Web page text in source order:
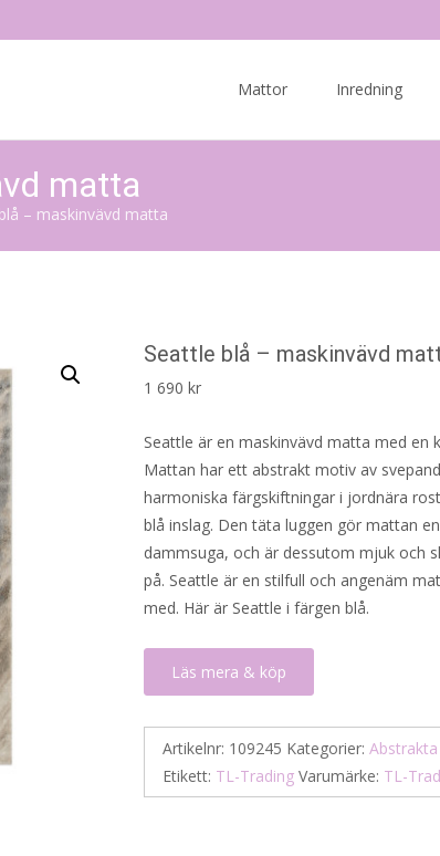
Mattor Inredning
matta
– maskinvävd matta
Seattle blå – maskinvävd
1 690kr
Seattle är en maskinvävd matta med en
Mattan har ett abstrakt motiv av
harmoniska färgskiftningar i jordnära
blå inslag. Den täta luggen gör mattan
dammsuga, och är dessutom mjuk och
på. Seattle är en stilfull och angenäm
med. Här är Seattle i färgen blå.
Läs mera & köp
Artikelnr: 109245 Kategorier:
Etikett: TL-Trading Varumärke: TL-